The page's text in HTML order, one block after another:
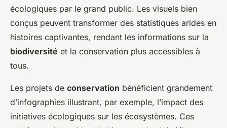
écologiques par le grand public. Les visuels bien
conçus peuvent transformer des statistiques arides en
histoires captivantes, rendant les informations sur la
biodiversité et la conservation plus accessibles à
tous.
Les projets de conservation bénéficient grandement
d’infographies illustrant, par exemple, l’impact des
initiatives écologiques sur les écosystèmes. Ces